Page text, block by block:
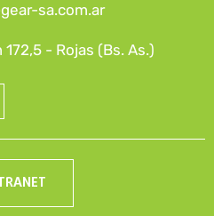
sa.com.ar
172,5 - Rojas (Bs. As.)